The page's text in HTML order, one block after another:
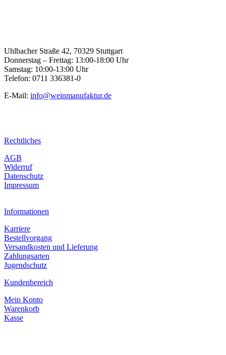
Uhlbacher Straße 42, 70329 Stuttgart
Donnerstag – Freitag: 13:00-18:00 Uhr
Samstag: 10:00-13:00 Uhr
Telefon: 0711 336381-0
E-Mail: info@weinmanufaktur.de
Rechtliches
AGB
Widerruf
Datenschutz
Impressum
Informationen
Karriere
Bestellvorgang
Versandkosten und Lieferung
Zahlungsarten
Jugendschutz
Kundenbereich
Mein Konto
Warenkorb
Kasse